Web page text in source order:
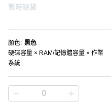
暫時缺貨
顏色: 黑色
硬碟容量 × RAM/記憶體容量 × 作業
系統: